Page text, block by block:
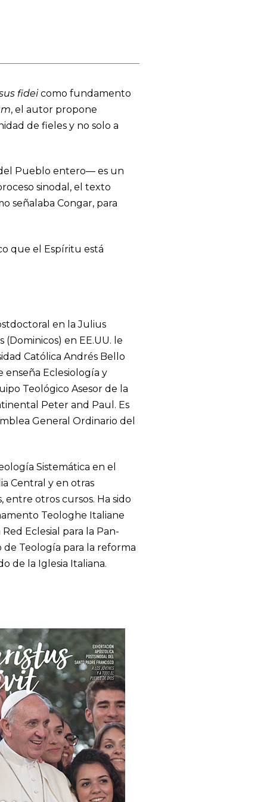
fideicomo fundamento
, el autor propone
de fieles y no solo a
Pueblo entero— es un
sinodal, el texto
señalaba Congar, para
que el Espíritu está
en la Julius
en EE.UU. le
Católica Andrés Bello
enseña Eclesiología y
Teológico Asesor de la
Peter and Paul. Es
General Ordinario del
Sistemática en el
Central y en otras
entre otros cursos. Ha sido
Teologhe Italiane
Eclesial para la Pan-
de Teología para la reforma
de la Iglesia Italiana.